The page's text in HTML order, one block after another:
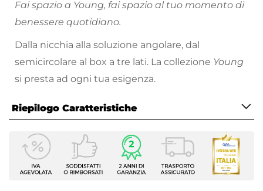
Fai spazio a Young, fai spazio al tuo momento di
benessere quotidiano.
Dalla nicchia alla soluzione angolare, dal
semicircolare al box a tre lati. La collezione Young
si presta ad ogni tua esigenza.
Riepilogo Caratteristiche
Caratteristiche
Serie
Young